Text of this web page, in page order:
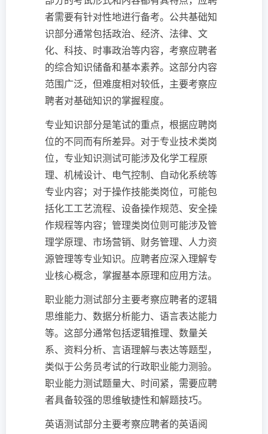
者需要有针对性地进行备考。公共基础知
识部分通常包括政治、经济、法律、文
化、科技、时事政治等内容，考察应聘者
的综合知识储备和基本素养。这部分内容
范围广泛，但难度相对较低，主要考察应
聘者对基础知识的掌握程度。
专业知识部分是笔试的重点，根据应聘岗
位的不同而有所差异。对于专业技术类岗
位，专业知识测试可能涉及化学工程原
理、机械设计、电气控制、自动化系统等
专业内容；对于操作技能类岗位，可能包
括化工工艺流程、设备操作规范、安全操
作规程等内容；管理类岗位则可能涉及管
理学原理、市场营销、财务管理、人力资
源管理等专业知识。应聘者应深入理解专
业核心概念，掌握基本原理和应用方法。
职业能力测试部分主要考察应聘者的逻辑
思维能力、数据分析能力、语言表达能力
等。这部分通常包括逻辑推理、数量关
系、资料分析、言语理解与表达等题型，
类似于公务员考试的行政职业能力测验。
职业能力测试题量大、时间紧，需要应聘
者具备较强的思维敏捷性和解题技巧。
英语测试部分主要考察应聘者的英语阅